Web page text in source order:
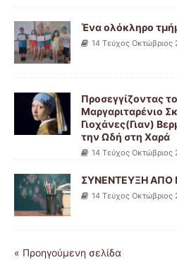
Ένα ολόκληρο
14 Tεύχος Οκτώβριος
Προσεγγίζοντας
Μαργαριταρένιο
Γιοχάνες(Γιαν)
την Ωδή στη Χαρά
14 Tεύχος Οκτώβριος
ΣΥΝΕΝΤΕΥΞΗ ΑΠΟ
14 Tεύχος Οκτώβριος
« Προηγούμενη σελίδα